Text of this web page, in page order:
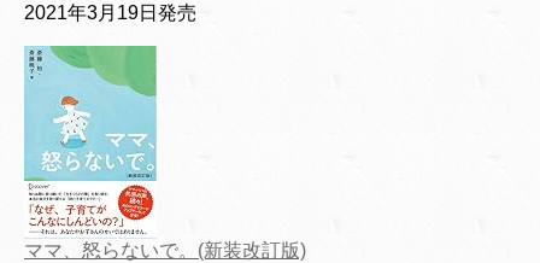
2021年3月19日発売
ママ、怒らないで。(新装改訂版)